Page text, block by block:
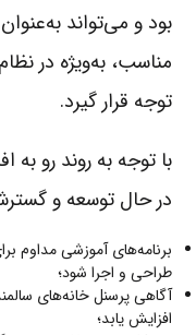
بود و می‌تواند
مناسب، به‌ویژه در
توجه قرار گیرد.
با توجه به روند رو
در حال توسعه و
برنامه‌های آموزشی
طراحی و اجرا شود؛
آگاهی پرسنل خانه‌های
افزایش یابد؛